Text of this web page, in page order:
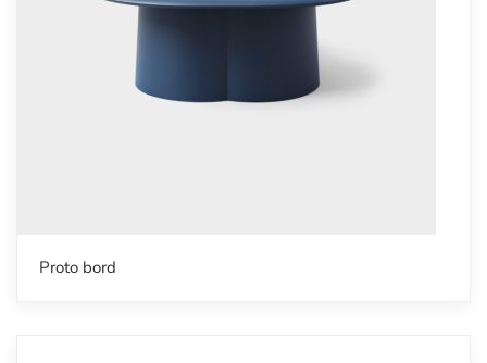
Proto bord